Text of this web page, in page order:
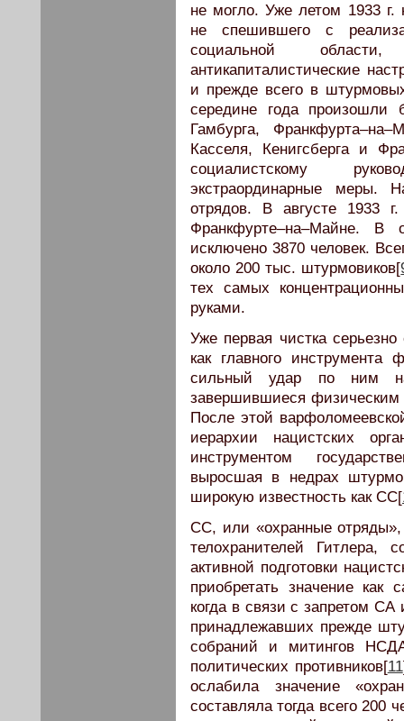
не могло. Уже летом 1933 г.
не спешившего с
социальной
антикапиталистические
и прежде всего в
середине года произошли
Гамбурга,
Касселя, Кенигсберга и
социалистскому
экстраординарные меры.
отрядов. В августе 1933
Франкфурте–на–Майне.
исключено 3870 человек.
около 200 тыс. штурмовиков[
тех самых
руками.
Уже первая чистка
как главного инструмента
сильный удар по ним
завершившиеся
После этой
иерархии нацистских
инструментом
выросшая в недрах
широкую известность как СС[
CC, или «охранные
телохранителей
активной подготовки
приобретать значение как
когда в связи с запретом
принадлежавших прежде
собраний и митингов
политических противников[11
ослабила значение
составляла тогда всего